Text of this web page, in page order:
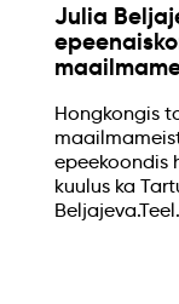
Julia
Hongkongis
epeekoondis
kuulus ka